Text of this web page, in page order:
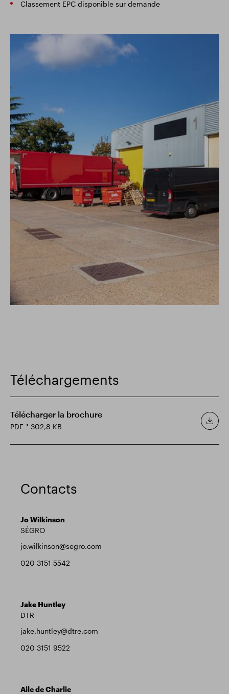
Classement EPC disponible sur demande
Téléchargements
Télécharger la brochure
PDF 302,8 KB
Contacts
Jo Wilkinson
SÉGRO
jo.wilkinson@segro.com
020 3151 5542
Jake Huntley
DTR
jake.huntley@dtre.com
020 3151 9522
Aile de Charlie